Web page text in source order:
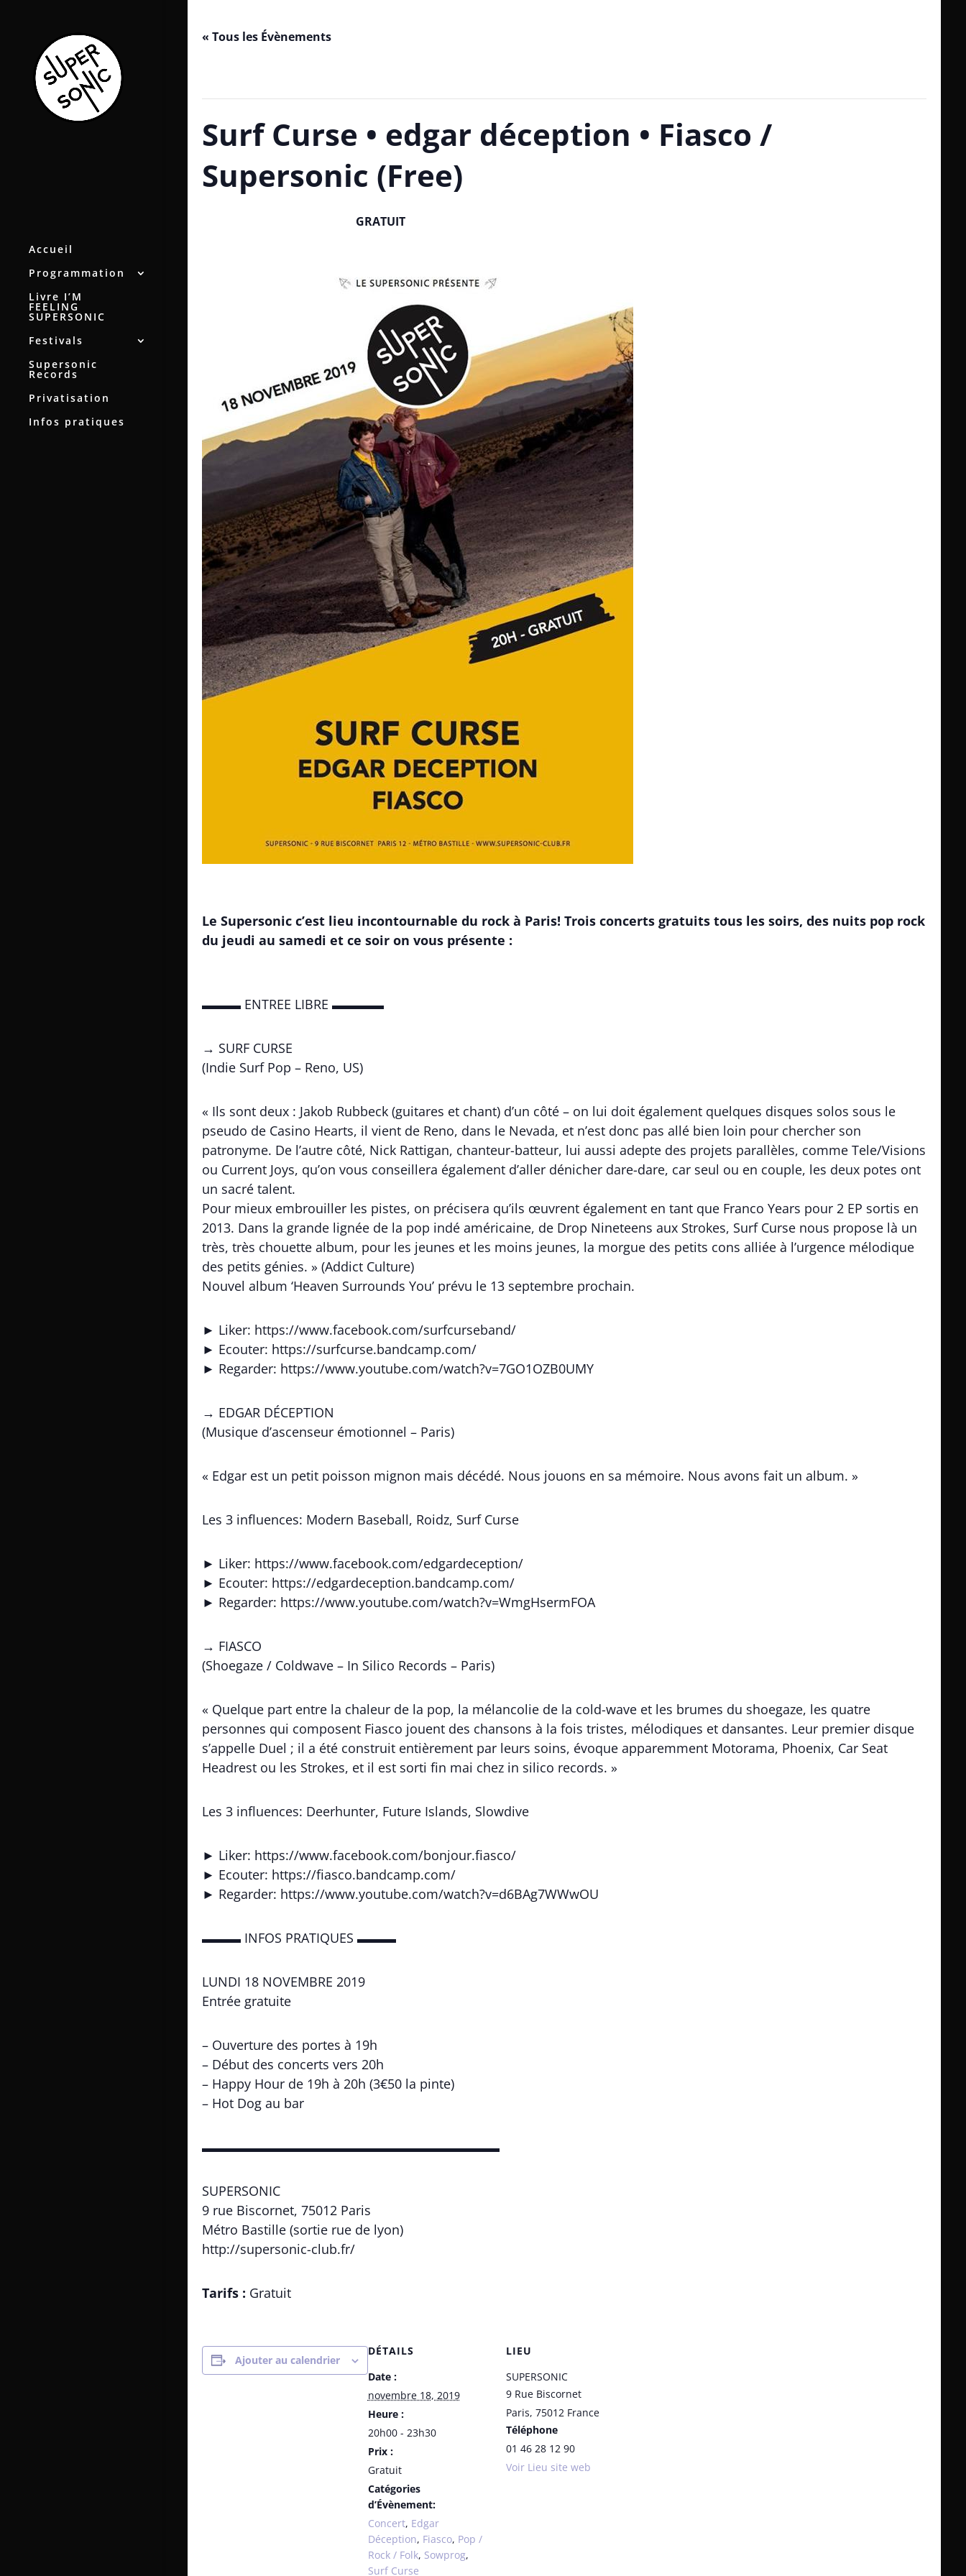
Accueil
Programmation
Livre I’M
FEELING
SUPERSONIC
Festivals
Supersonic
Records
Privatisation
Infos pratiques
« Tous les Évènements
Surf Curse • edgar déception • Fiasco /
Supersonic (Free)
GRATUIT
Le Supersonic c’est lieu incontournable du rock à Paris! Trois concerts gratuits tous les soirs, des nuits pop rock
du jeudi au samedi et ce soir on vous présente :
▬▬▬ ENTREE LIBRE ▬▬▬▬
→ SURF CURSE
(Indie Surf Pop – Reno, US)
« Ils sont deux : Jakob Rubbeck (guitares et chant) d’un côté – on lui doit également quelques disques solos sous le
pseudo de Casino Hearts, il vient de Reno, dans le Nevada, et n’est donc pas allé bien loin pour chercher son
patronyme. De l’autre côté, Nick Rattigan, chanteur-batteur, lui aussi adepte des projets parallèles, comme Tele/Visions
ou Current Joys, qu’on vous conseillera également d’aller dénicher dare-dare, car seul ou en couple, les deux potes ont
un sacré talent.
Pour mieux embrouiller les pistes, on précisera qu’ils œuvrent également en tant que Franco Years pour 2 EP sortis en
2013. Dans la grande lignée de la pop indé américaine, de Drop Nineteens aux Strokes, Surf Curse nous propose là un
très, très chouette album, pour les jeunes et les moins jeunes, la morgue des petits cons alliée à l’urgence mélodique
des petits génies. » (Addict Culture)
Nouvel album ‘Heaven Surrounds You’ prévu le 13 septembre prochain.
► Liker: https://www.facebook.com/surfcurseband/
► Ecouter: https://surfcurse.bandcamp.com/
► Regarder: https://www.youtube.com/watch?v=7GO1OZB0UMY
→ EDGAR DÉCEPTION
(Musique d’ascenseur émotionnel – Paris)
« Edgar est un petit poisson mignon mais décédé. Nous jouons en sa mémoire. Nous avons fait un album. »
Les 3 influences: Modern Baseball, Roidz, Surf Curse
► Liker: https://www.facebook.com/edgardeception/
► Ecouter: https://edgardeception.bandcamp.com/
► Regarder: https://www.youtube.com/watch?v=WmgHsermFOA
→ FIASCO
(Shoegaze / Coldwave – In Silico Records – Paris)
« Quelque part entre la chaleur de la pop, la mélancolie de la cold-wave et les brumes du shoegaze, les quatre
personnes qui composent Fiasco jouent des chansons à la fois tristes, mélodiques et dansantes. Leur premier disque
s’appelle Duel ; il a été construit entièrement par leurs soins, évoque apparemment Motorama, Phoenix, Car Seat
Headrest ou les Strokes, et il est sorti fin mai chez in silico records. »
Les 3 influences: Deerhunter, Future Islands, Slowdive
► Liker: https://www.facebook.com/bonjour.fiasco/
► Ecouter: https://fiasco.bandcamp.com/
► Regarder: https://www.youtube.com/watch?v=d6BAg7WWwOU
▬▬▬ INFOS PRATIQUES ▬▬▬
LUNDI 18 NOVEMBRE 2019
Entrée gratuite
– Ouverture des portes à 19h
– Début des concerts vers 20h
– Happy Hour de 19h à 20h (3€50 la pinte)
– Hot Dog au bar
▬▬▬▬▬▬▬▬▬▬▬▬▬▬▬▬▬▬▬▬▬▬▬
SUPERSONIC
9 rue Biscornet, 75012 Paris
Métro Bastille (sortie rue de lyon)
http://supersonic-club.fr/
Tarifs : Gratuit
Ajouter au calendrier
DÉTAILS
Date :
novembre 18, 2019
Heure :
20h00 - 23h30
Prix :
Gratuit
Catégories
d’Évènement:
Concert, Edgar
Déception, Fiasco, Pop /
Rock / Folk, Sowprog,
Surf Curse
LIEU
SUPERSONIC
9 Rue Biscornet
Paris, 75012 France
Téléphone
01 46 28 12 90
Voir Lieu site web